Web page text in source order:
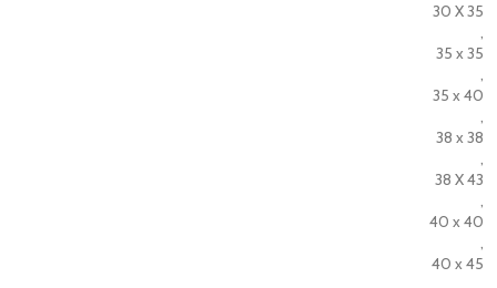
30 X 35
,
35 x 35
,
35 x 40
,
38 x 38
,
38 X 43
,
40 x 40
,
40 x 45